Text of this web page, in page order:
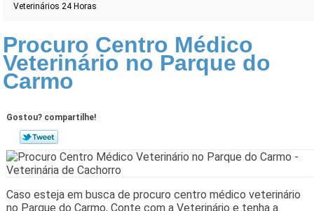
Veterinários 24 Horas
Procuro Centro Médico
Veterinário no Parque do
Carmo
Gostou? compartilhe!
Caso esteja em busca de procuro centro médico veterinário
no Parque do Carmo, Conte com a Veterinário e tenha a